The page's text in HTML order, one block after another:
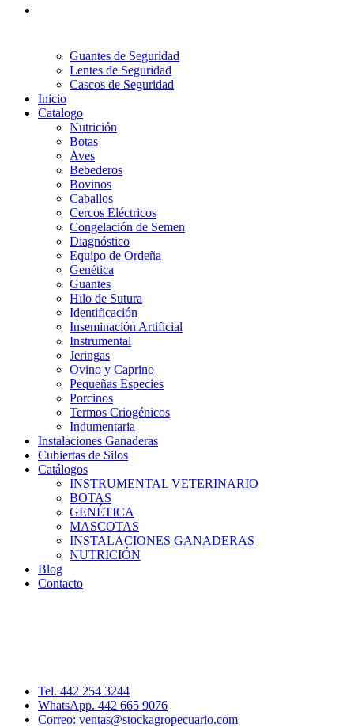
Guantes de Seguridad
Lentes de Seguridad
Cascos de Seguridad
Inicio
Catalogo
Nutrición
Botas
Aves
Bebederos
Bovinos
Caballos
Cercos Eléctricos
Congelación de Semen
Diagnóstico
Equipo de Ordeña
Genética
Guantes
Hilo de Sutura
Identificación
Inseminación Artificial
Instrumental
Jeringas
Ovino y Caprino
Pequeñas Especies
Porcinos
Termos Criogénicos
Indumentaria
Instalaciones Ganaderas
Cubiertas de Silos
Catálogos
INSTRUMENTAL VETERINARIO
BOTAS
GENÉTICA
MASCOTAS
INSTALACIONES GANADERAS
NUTRICIÓN
Blog
Contacto
Tel. 442 254 3244
WhatsApp. 442 665 9076
Correo: ventas@stockagropecuario.com